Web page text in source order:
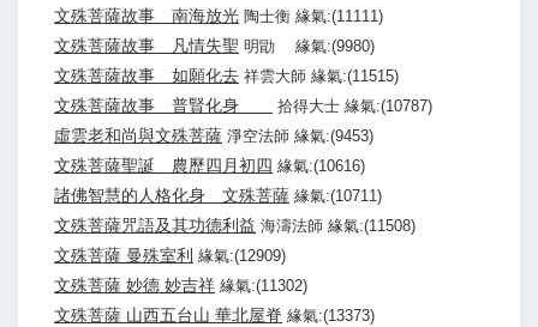
文殊菩薩故事 南海放光 陶士衡 緣氣:(11111)
文殊菩薩故事 凡情失聖 明勖 緣氣:(9980)
文殊菩薩故事 如願化去 祥雲大師 緣氣:(11515)
文殊菩薩故事 普賢化身 拾得大士 緣氣:(10787)
虛雲老和尚與文殊菩薩 淨空法師 緣氣:(9453)
文殊菩薩聖誕 農歷四月初四 緣氣:(10616)
諸佛智慧的人格化身 文殊菩薩 緣氣:(10711)
文殊菩薩咒語及其功德利益 海濤法師 緣氣:(11508)
文殊菩薩 曼殊室利 緣氣:(12909)
文殊菩薩 妙德 妙吉祥 緣氣:(11302)
文殊菩薩 山西五台山 華北屋脊 緣氣:(13373)